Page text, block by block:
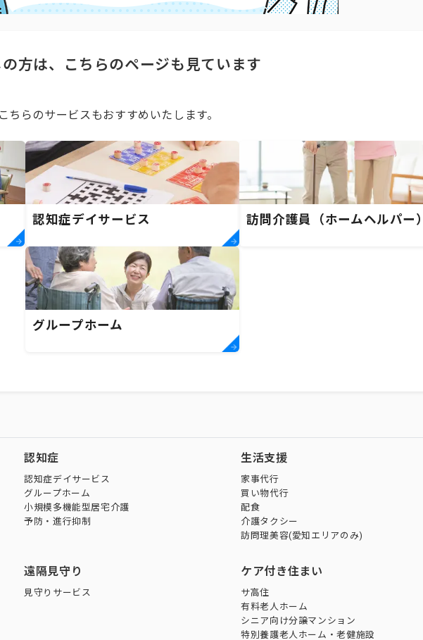
方は、こちらのページも見ています
らのサービスもおすすめいたします。
認知症デイサービス 訪問介護員（ホームヘルパー）
グループホーム
認知症
認知症デイサービス
グループホーム
小規模多機能型居宅介護
予防・進行抑制
生活支援
家事代行
買い物代行
配食
介護タクシー
訪問理美容(愛知エリアのみ)
遠隔見守り
見守りサービス
ケア付き住まい
サ高住
有料老人ホーム
シニア向け分譲マンション
特別養護老人ホーム・老健施設